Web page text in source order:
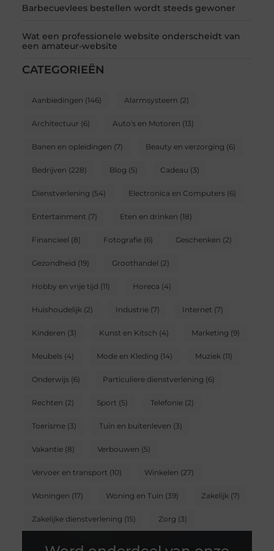
Barbecuevlees bestellen wordt steeds gewoner
Wat een professionele website onderscheidt van
een amateur-website
CATEGORIEËN
Aanbiedingen (146) Alarmsysteem (2)
Architectuur (6) Auto's en Motoren (13)
Banen en opleidingen (7) Beauty en verzorging (6)
Bedrijven (228) Blog (5) Cadeau (3)
Dienstverlening (54) Electronica en Computers(6)
Entertainment (7) Eten en drinken (18)
Financieel (8) Fotografie(6) Geschenken (2)
Gezondheid (19) Groothandel (2)
Hobby en vrije tijd (11) Horeca (4)
Huishoudelijk(2) Industrie(7) Internet (7)
Kinderen (3) Kunst en Kitsch (4) Marketing (9)
Meubels(4) Mode en Kleding (14) Muziek(11)
Onderwijs(6) Particuliere dienstverlening (6)
Rechten (2) Sport (5) Telefonie(2)
Toerisme(3) Tuin en buitenleven (3)
Vakantie(8) Verbouwen (5)
Vervoer en transport (10) Winkelen (27)
Woningen (17) Woning en Tuin (39) Zakelijk(7)
Zakelijke dienstverlening (15) Zorg (3)